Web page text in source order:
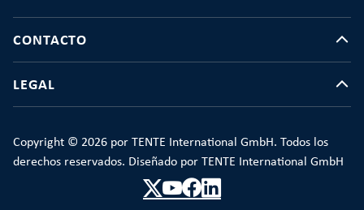
CONTACTO
LEGAL
Copyright © 2026 por TENTE International GmbH. Todos los
derechos reservados. Diseñado por TENTE International GmbH